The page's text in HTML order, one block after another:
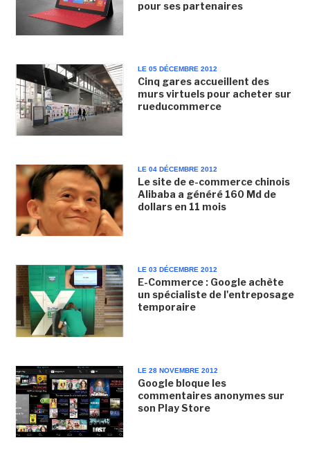
pour ses partenaires
LE 05 DÉCEMBRE 2012
Cinq gares accueillent des
murs virtuels pour acheter sur
rueducommerce
LE 04 DÉCEMBRE 2012
Le site de e-commerce chinois
Alibaba a généré 160 Md de
dollars en 11 mois
LE 03 DÉCEMBRE 2012
E-Commerce : Google achète
un spécialiste de l'entreposage
temporaire
LE 28 NOVEMBRE 2012
Google bloque les
commentaires anonymes sur
son Play Store